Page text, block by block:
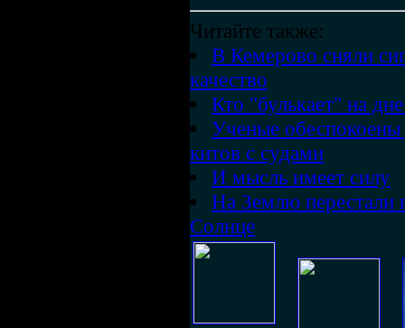
Читайте также:
В Кемерово сняли
качество
Кто "булькает" на
Ученые обеспокоены
китов с судами
И мысль имеет силу
На Землю перестали
Солнце